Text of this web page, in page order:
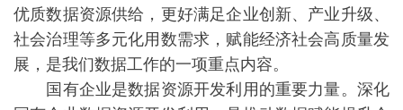
优质数据资源供给，更好满足企业创新、产业升级、
社会治理等多元化用数需求，赋能经济社会高质量发
展，是我们数据工作的一项重点内容。
国有企业是数据资源开发利用的重要力量。深化